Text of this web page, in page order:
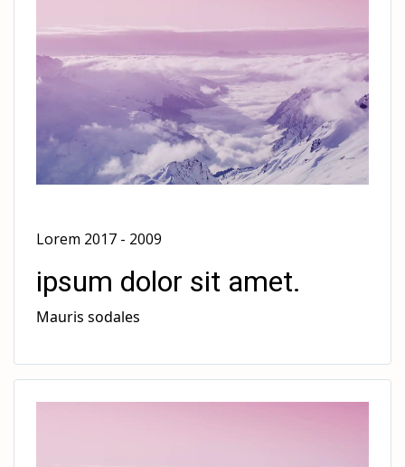
Lorem 2017 - 2009
ipsum dolor sit amet.
Mauris sodales